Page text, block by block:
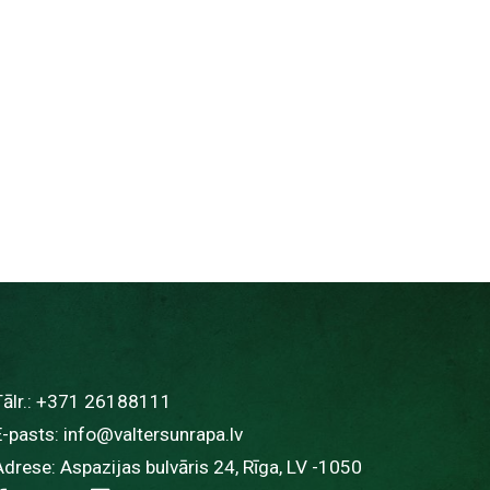
+371 26188111
pasts: info@valtersunrapa.lv
Aspazijas bulvāris 24, Rīga, LV -1050